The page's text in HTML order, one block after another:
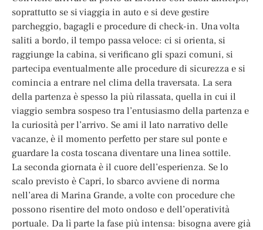
soprattutto se si viaggia in auto e si deve gestire
parcheggio, bagagli e procedure di check-in. Una volta
saliti a bordo, il tempo passa veloce: ci si orienta, si
raggiunge la cabina, si verificano gli spazi comuni, si
partecipa eventualmente alle procedure di sicurezza e si
comincia a entrare nel clima della traversata. La sera
della partenza è spesso la più rilassata, quella in cui il
viaggio sembra sospeso tra l’entusiasmo della partenza e
la curiosità per l’arrivo. Se ami il lato narrativo delle
vacanze, è il momento perfetto per stare sul ponte e
guardare la costa toscana diventare una linea sottile.
La seconda giornata è il cuore dell’esperienza. Se lo
scalo previsto è Capri, lo sbarco avviene di norma
nell’area di Marina Grande, a volte con procedure che
possono risentire del moto ondoso e dell’operatività
portuale. Da lì parte la fase più intensa: bisogna avere già